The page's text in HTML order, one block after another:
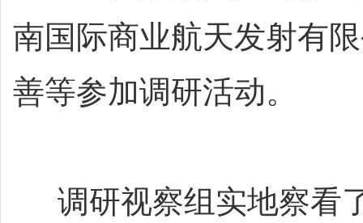
南国际商业航天发射有
善等参加调研活动。
调研视察组实地察看